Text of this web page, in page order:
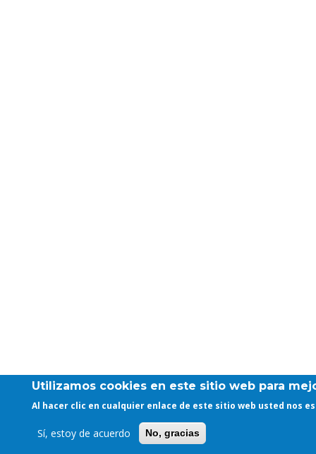
Utilizamos cookies en este sitio web para
Al hacer clic en cualquier enlace de este sitio web usted nos
Sí, estoy de acuerdo No, gracias